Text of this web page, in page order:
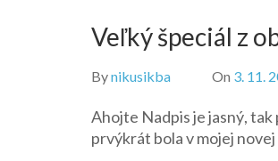
Veľký špeciál z
Bynikusikba On 3. 11.
Ahojte Nadpis je jasný, tak
prvýkrát bola v mojej